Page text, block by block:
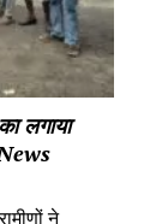
लगाया
ने